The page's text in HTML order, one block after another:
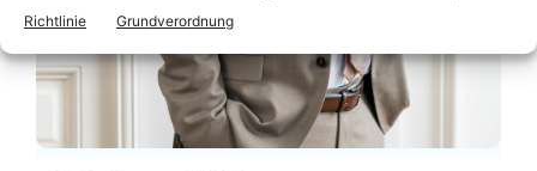
Richtlinie
Grundverordnung